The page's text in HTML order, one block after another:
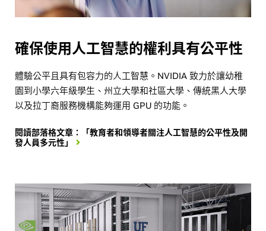
確保使用人工智慧的權利具有公平性
體驗公平且具有包容力的人工智慧。NVIDIA 致力於讓幼稚
園到小學六年級學生、州立大學和社區大學、傳統黑人大學
以及拉丁裔服務機構能夠運用 GPU 的功能。
閱讀部落格文章：「教育者和領導者關注人工智慧的公平性及開
發人員多元性」